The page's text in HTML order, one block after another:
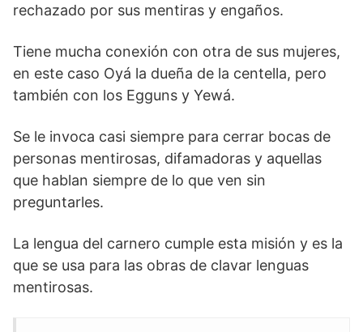
rechazado por sus mentiras y engaños.
Tiene mucha conexión con otra de sus mujeres,
en este caso Oyá la dueña de la centella, pero
también con los Egguns y Yewá.
Se le invoca casi siempre para cerrar bocas de
personas mentirosas, difamadoras y aquellas
que hablan siempre de lo que ven sin
preguntarles.
La lengua del carnero cumple esta misión y es la
que se usa para las obras de clavar lenguas
mentirosas.